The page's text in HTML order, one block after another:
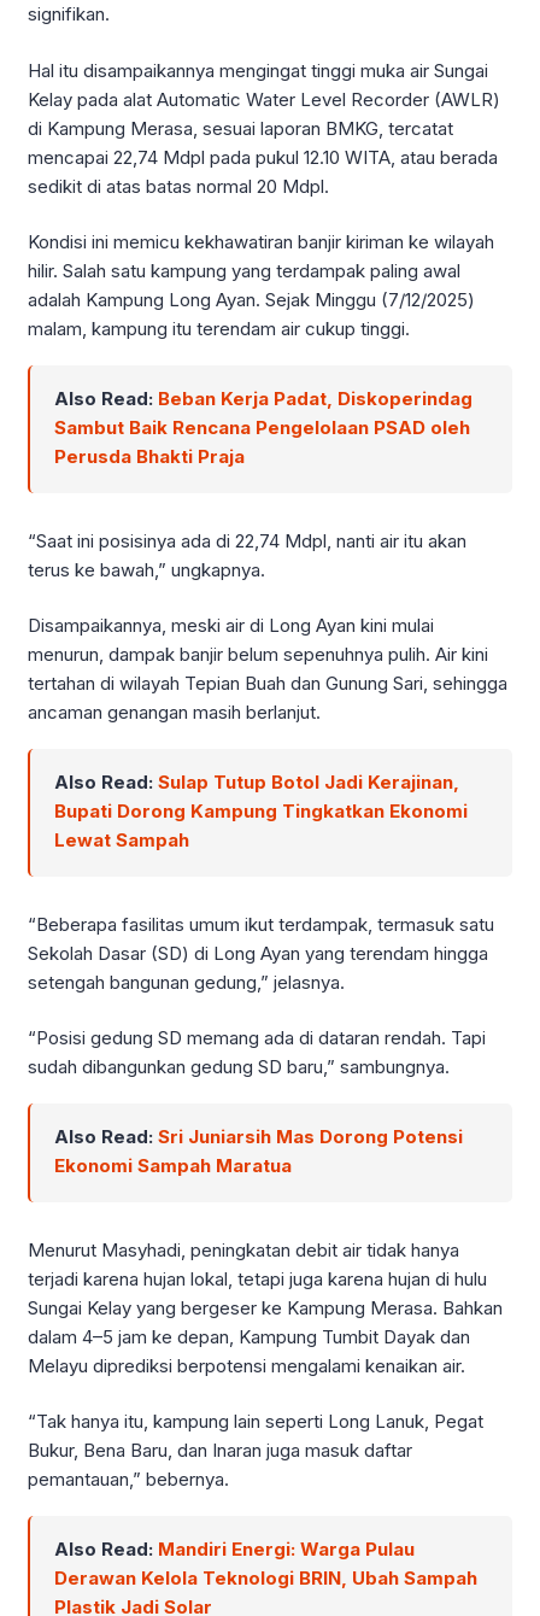
signifikan.
Hal itu disampaikannya mengingat tinggi muka air Sungai
Kelay pada alat Automatic Water Level Recorder (AWLR)
di Kampung Merasa, sesuai laporan BMKG, tercatat
mencapai 22,74 Mdpl pada pukul 12.10 WITA, atau berada
sedikit di atas batas normal 20 Mdpl.
Kondisi ini memicu kekhawatiran banjir kiriman ke wilayah
hilir. Salah satu kampung yang terdampak paling awal
adalah Kampung Long Ayan. Sejak Minggu (7/12/2025)
malam, kampung itu terendam air cukup tinggi.
Also Read: Beban Kerja Padat, Diskoperindag
Sambut Baik Rencana Pengelolaan PSAD oleh
Perusda Bhakti Praja
“Saat ini posisinya ada di 22,74 Mdpl, nanti air itu akan
terus ke bawah,” ungkapnya.
Disampaikannya, meski air di Long Ayan kini mulai
menurun, dampak banjir belum sepenuhnya pulih. Air kini
tertahan di wilayah Tepian Buah dan Gunung Sari, sehingga
ancaman genangan masih berlanjut.
Also Read: Sulap Tutup Botol Jadi Kerajinan,
Bupati Dorong Kampung Tingkatkan Ekonomi
Lewat Sampah
“Beberapa fasilitas umum ikut terdampak, termasuk satu
Sekolah Dasar (SD) di Long Ayan yang terendam hingga
setengah bangunan gedung,” jelasnya.
“Posisi gedung SD memang ada di dataran rendah. Tapi
sudah dibangunkan gedung SD baru,” sambungnya.
Also Read: Sri Juniarsih Mas Dorong Potensi
Ekonomi Sampah Maratua
Menurut Masyhadi, peningkatan debit air tidak hanya
terjadi karena hujan lokal, tetapi juga karena hujan di hulu
Sungai Kelay yang bergeser ke Kampung Merasa. Bahkan
dalam 4–5 jam ke depan, Kampung Tumbit Dayak dan
Melayu diprediksi berpotensi mengalami kenaikan air.
“Tak hanya itu, kampung lain seperti Long Lanuk, Pegat
Bukur, Bena Baru, dan Inaran juga masuk daftar
pemantauan,” bebernya.
Also Read: Mandiri Energi: Warga Pulau
Derawan Kelola Teknologi BRIN, Ubah Sampah
Plastik Jadi Solar